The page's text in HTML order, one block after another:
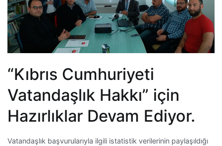
“Kıbrıs Cumhuriyeti
Vatandaşlık Hakkı” için
Hazırlıklar Devam Ediyor.
Vatandaşlık başvurularıyla ilgili istatistik verilerinin paylaşıldığı